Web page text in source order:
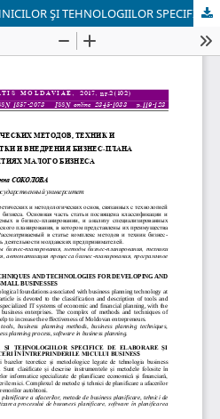
ANALIZA METODELOR, TEHNICILOR ŞI TEHNOLOGIILOR SPECIFICE DE ELABORARE ŞI IMPLEMENTARE A PLANULUI DE AFACERI ÎN ÎNTREPRINDERILE MICULUI BUSINESS